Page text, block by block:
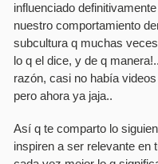
influenciado
nuestro comportamiento
subcultura q muchas
lo q el dice, y de q
razón, casi no habí­a
pero ahora ya jaja..
Así­ q te comparto lo
inspiren a ser relevante en